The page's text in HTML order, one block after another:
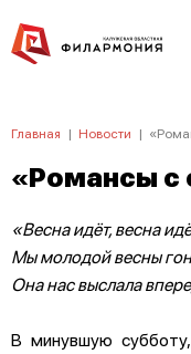
Главная | Новости |
«Романсы с
«Весна идёт, весна
Мы молодой весны
Она нас выслала
В минувшую